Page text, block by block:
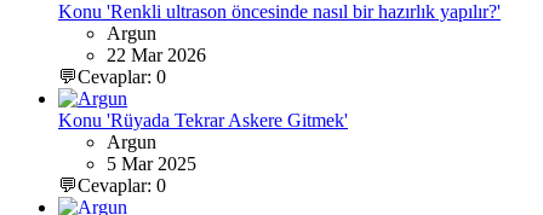
Konu 'Renkli ultrason öncesinde nasıl bir hazırlık yapılır?'
Argun
22 Mar 2026
💬Cevaplar: 0
Konu 'Rüyada Tekrar Askere Gitmek'
Argun
5 Mar 2025
💬Cevaplar: 0